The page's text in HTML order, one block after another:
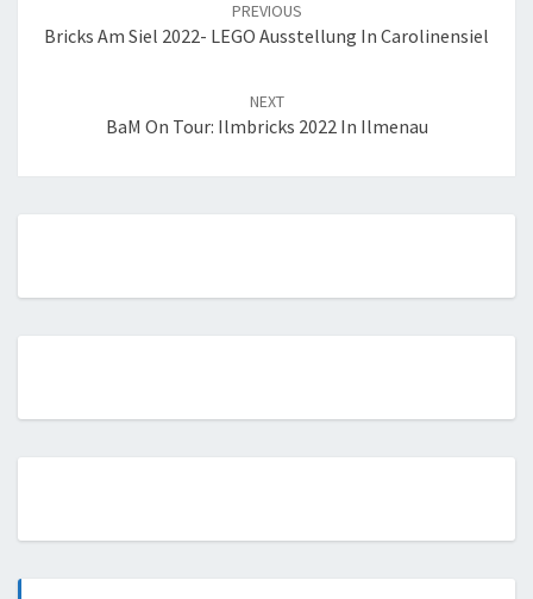
PREVIOUS
Bricks Am Siel 2022- LEGO Ausstellung In Carolinensiel
NEXT
BaM On Tour: Ilmbricks 2022 In Ilmenau